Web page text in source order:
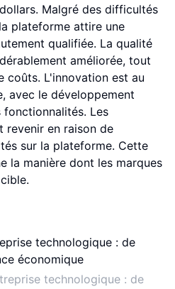
Malgré des difficultés
plateforme attire une
qualifiée. La qualité
améliorée, tout
coûts. L'innovation est au
avec le développement
Les
revenir en raison de
sur la plateforme. Cette
la manière dont les marques
technologique : de